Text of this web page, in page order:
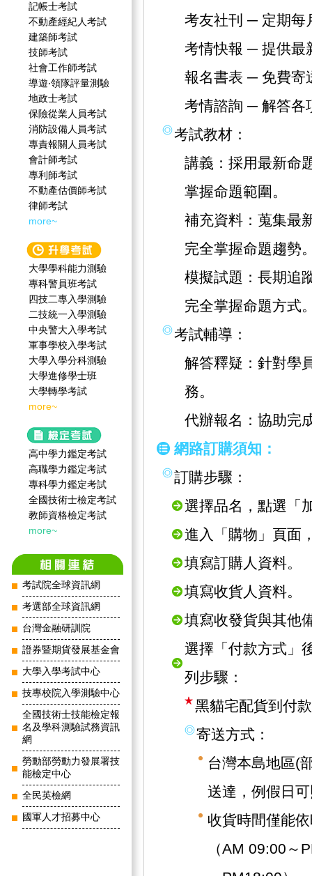
記帳士考試
不動產經紀人考試
建築師考試
技師考試
社會工作師‍考試
導遊‧領隊評量測驗
地政士考試
保險從業人員考試
消防設備人員考試
專責報關人員考試
會計師考試
專利師考試
不動產估價師考試
律師考試
more~
大學學科能力測驗
專科警員班考試
四技二專入學測驗
二技統一入學測驗
中央警大入學考試
軍事學校入學考試
大學入學分科測驗
大學進修學士班
大學轉學考試
more~
高中學力鑑定考試
高職學力鑑定考試
專科學力鑑定考試
全國技術士檢定考試
教師資格檢定考試
more~
考試院全球資訊網
考選部全球資訊網
台灣金融研訓院
證券暨期貨發展基金會
大學入學考試中心
技專校院入學測驗中心
全國技術士技能檢定報
名及學科測驗試務資訊
網
勞動部勞動力發展署技
能檢定中心
全民英檢網
國軍人才招募中心
考友社刊 ─ 定期每
考情快報 ─ 提供最
報名書表 ─ 免費寄
考情諮詢 ─ 解答各
考試教材：
講義：採用最新命
掌握命題範圍。
補充資料：蒐集最
完全掌握命題趨勢
模擬試題：長期追
完全掌握命題方式
考試輔導：
解答釋疑：針對學
務。
代辦報名：協助完
網路訂購須知：
訂購步驟：
選擇品名，點選「
進入「購物」頁面
填寫訂購人資料。
填寫收貨人資料。
填寫收發貨與其他
選擇「付款方式」
列步驟：
黑貓宅配貨到付
寄送方式：
台灣本島地區(
送達，例假日
收貨時間僅能
（AM 09:00～